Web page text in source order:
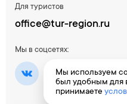
Для туристов
office@tur-region.ru
Мы в соцсетях:
Мы используем
был удобным для
принимаете